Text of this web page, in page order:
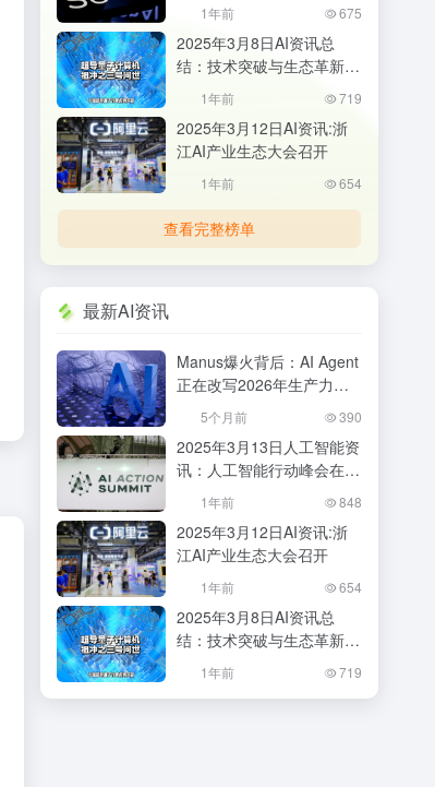
1年前 675
2025年3月8日AI资讯总
结：技术突破与生态革新并
1年前 719
2025年3月12日AI资讯:浙
江AI产业生态大会召开
1年前 654
查看完整榜单
最新AI资讯
Manus爆火背后：AI Agent
正在改写2026年生产力格
局，普通人该如何抓住机
5个月前 390
2025年3月13日人工智能资
讯：人工智能行动峰会在巴
黎成功举办
1年前 848
2025年3月12日AI资讯:浙
江AI产业生态大会召开
1年前 654
2025年3月8日AI资讯总
结：技术突破与生态革新并
1年前 719